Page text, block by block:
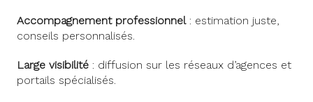
Accompagnement professionnel: estimation juste,
conseils personnalisés.
Large visibilité : diffusion sur les réseaux d’agences et
portails spécialisés.